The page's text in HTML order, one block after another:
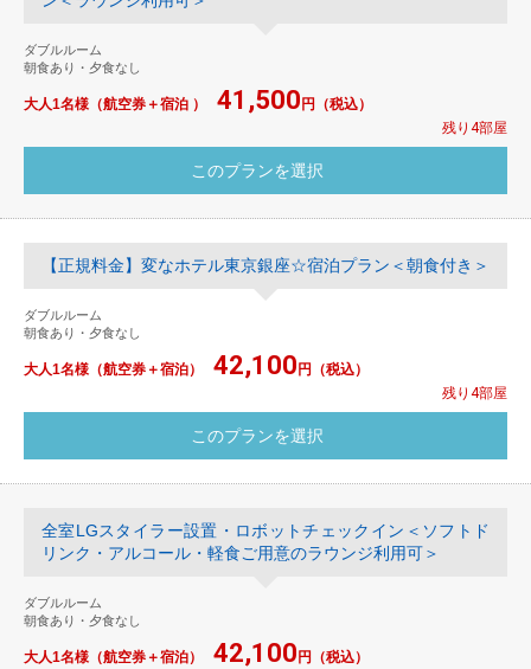
ダブルルーム
朝食あり・夕食なし
大人1名様（航空券＋宿泊 ） 41,500円（税込）
残り4部屋
【正規料金】変なホテル東京銀座☆宿泊プラン＜朝食付き＞
ダブルルーム
朝食あり・夕食なし
大人1名様（航空券＋宿泊） 42,100円（税込）
残り4部屋
全室LGスタイラー設置・ロボットチェックイン＜ソフトド
リンク・アルコール・軽食ご用意のラウンジ利用可＞
ダブルルーム
朝食あり・夕食なし
大人1名様（航空券＋宿泊） 42,100円（税込）